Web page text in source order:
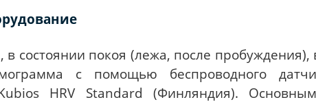
в состоянии покоя (лежа, после
с помощью беспроводного
HRV Standard (Финляндия).